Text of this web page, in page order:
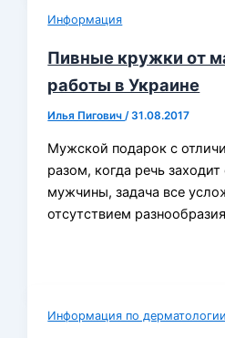
Информация
Пивные кружки от
работы в Украине
Илья Пигович/31.08.2017
Мужской подарок с
разом, когда речь
мужчины, задача все
отсутствием
Информация по дерматологии